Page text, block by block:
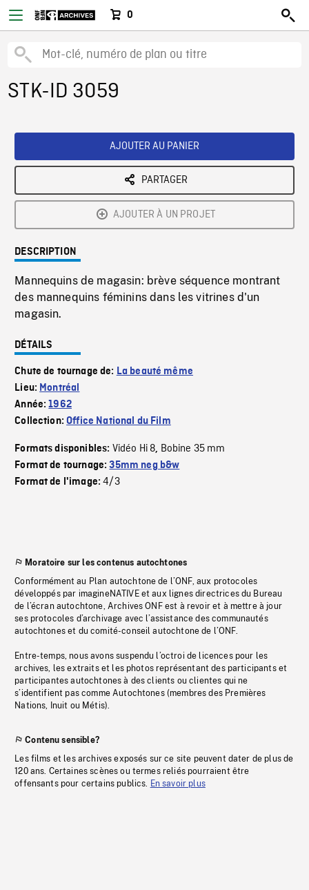
0
STK-ID 3059
AJOUTER AU PANIER
PARTAGER
AJOUTER À UN PROJET
DESCRIPTION
Mannequins de magasin: brève séquence montrant
des mannequins féminins dans les vitrines d'un
magasin.
DÉTAILS
Chute de tournage de: La beauté même
Lieu: Montréal
Année:1962
Collection:Office National du Film
Formats disponibles: Vidéo Hi 8, Bobine 35 mm
Format de tournage:35mm neg b&w
Format de l'image:4/3
Moratoire sur les contenus autochtones
Conformément au Plan autochtone de l’ONF, aux protocoles
développés par imagineNATIVE et aux lignes directrices du Bureau
de l’écran autochtone, Archives ONF est à revoir et à mettre à jour
ses protocoles d’archivage avec l’assistance des communautés
autochtones et du comité-conseil autochtone de l’ONF.
Entre-temps, nous avons suspendu l’octroi de licences pour les
archives, les extraits et les photos représentant des participants et
participantes autochtones à des clients ou clientes qui ne
s’identifient pas comme Autochtones (membres des Premières
Nations, Inuit ou Métis).
Contenu sensible?
Les films et les archives exposés sur ce site peuvent dater de plus de
120 ans. Certaines scènes ou termes reliés pourraient être
offensants pour certains publics. En savoir plus